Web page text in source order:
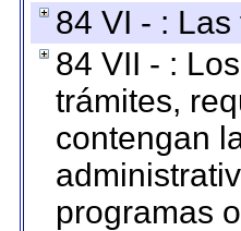
84 VI - :
84 VII - :
trámites,
contengan
programas